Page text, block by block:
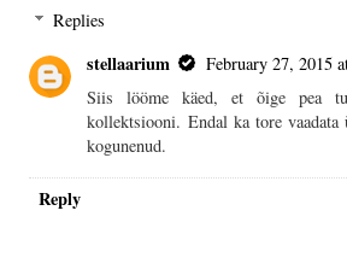
Replies
stellaarium
February 27, 2015
Siis lööme käed, et õige pea
kollektsiooni. Endal ka tore
kogunenud.
Reply